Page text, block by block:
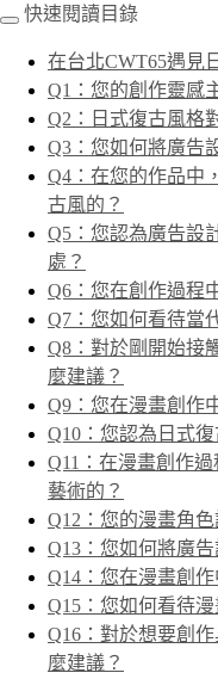
快速閱讀目錄
在台北CWT65遇見
Q1：您的創作靈感
Q2：日式復古風格
Q3：您如何將廣告
Q4：在您的作品中
古風的？
Q5：您認為廣告設
處？
Q6：您在創作過程
Q7：您如何看待當
Q8：對於剛開始接
麼建議？
Q9：您在漫畫創作
Q10：您認為日式
Q11：在漫畫創作
藝術的？
Q12：您的漫畫角
Q13：您如何將廣
Q14：您在漫畫創
Q15：您如何看待
Q16：對於想要創
麼建議？